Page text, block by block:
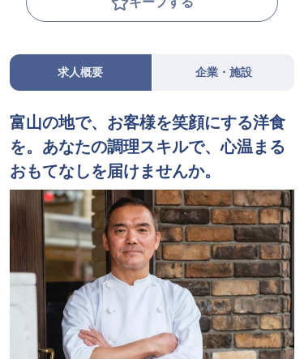
求人概要 企業・施設
富山の地で、お客様を笑顔にする洋食
を。あなたの調理スキルで、心温まる
おもてなしを届けませんか。